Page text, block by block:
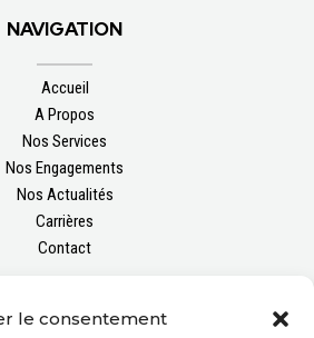
le consentement
NAVIGATION
Accueil
A Propos
Nos Services
Nos Engagements
Nos Actualités
Carrières
Contact
FOLLOW US